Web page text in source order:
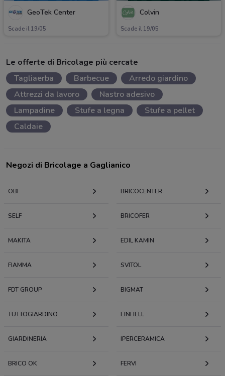
GeoTek Center
Scade il 19/05
Colvin
Scade il 19/05
Le offerte di Bricolage più cercate
Tagliaerba
Barbecue
Arredo giardino
Attrezzi da lavoro
Nastro adesivo
Lampadine
Stufe a legna
Stufe a pellet
Caldaie
Negozi di Bricolage a Gaglianico
OBI BRICOCENTER
SELF BRICOFER
MAKITA EDIL KAMIN
FIAMMA SVITOL
FDT GROUP BIGMAT
TUTTOGIARDINO EINHELL
GIARDINERIA IPERCERAMICA
BRICO OK FERVI